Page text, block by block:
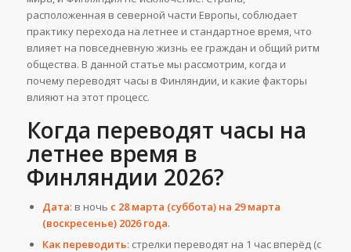
расположенная в северной части Европы, соблюдает
практику перехода на летнее и стандартное время, что
влияет на повседневную жизнь ее граждан и общий ритм
общества. В данной статье мы рассмотрим, когда и
почему переводят часы в Финляндии, и какие факторы
влияют на этот процесс.
Когда переводят часы на
летнее время в
Финляндии 2026?
Дата: в ночь с 28 марта (суббота) на 29 марта
(воскресенье) 2026 года.
Как переводить: стрелки переводят на 1 час вперёд (с